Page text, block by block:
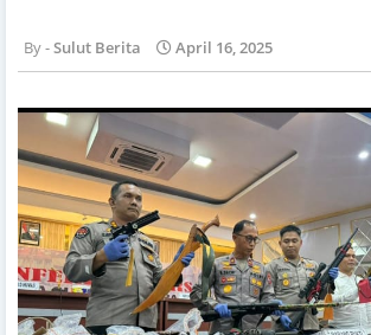
Sulut Berita April 16, 2025